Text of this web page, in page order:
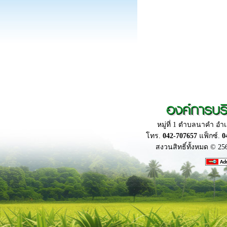
องค์การบ
หมู่ที่ 1 ตำบลนาคำ อำ
โทร. 042-707657 แฟ็กซ์.
สงวนสิทธิ์ทั้งหมด ©